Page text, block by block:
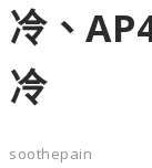
冷、
冷
soothepain